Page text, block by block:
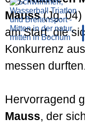
Mauss(Jg. 04)
am Start, die
Konkurrenz
messen
Hervorragend
Mauss, der